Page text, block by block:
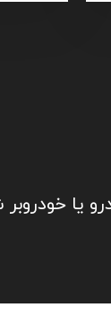
شبانه روزی